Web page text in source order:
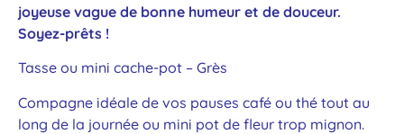
joyeuse vague de bonne humeur et de douceur.
Soyez-prêts !
Tasse ou mini cache-pot – Grès
Compagne idéale de vos pauses café ou thé tout au
long de la journée ou mini pot de fleur trop mignon.